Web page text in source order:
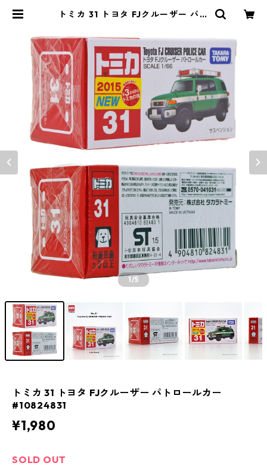
トミカ 31 トヨタ FJクルーザー パト
1/5
トミカ 31 トヨタ FJクルーザー パトロールカー
#10824831
¥1,980
SOLD OUT